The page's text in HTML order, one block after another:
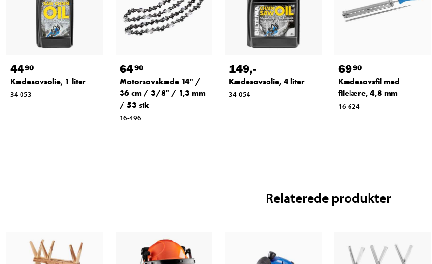
4490
Kædesavsolie, 1 liter
34-053
6490
Motorsavskæde 14" /
36 cm / 3/8" / 1,3 mm
/ 53 stk
16-496
149,-
Kædesavsolie, 4 liter
34-054
6990
Kædesavsfil med
filelære, 4,8 mm
16-624
Relaterede produkter